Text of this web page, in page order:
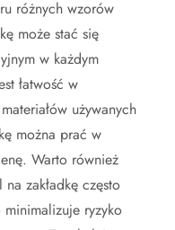
różnych wzorów
może stać się
w każdym
łatwość w
używanych
można prać w
Warto również
zakładkę często
ryzyko